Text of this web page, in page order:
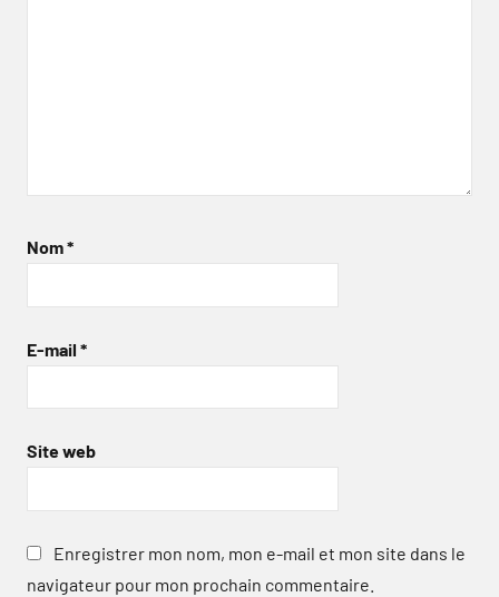
Nom*
E-mail *
Site web
Enregistrer mon nom, mon e-mail et mon site dans le
navigateur pour mon prochain commentaire.